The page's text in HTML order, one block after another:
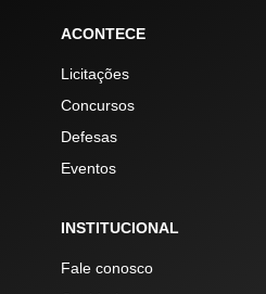
ACONTECE
Licitações
Concursos
Defesas
Eventos
INSTITUCIONAL
Fale conosco